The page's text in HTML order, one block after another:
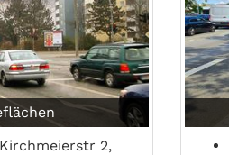
2,